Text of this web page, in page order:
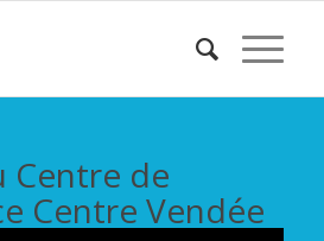
Centre de
Centre Vendée